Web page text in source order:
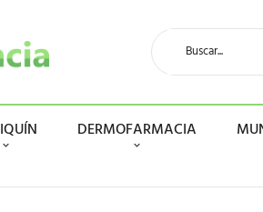
DERMOFARMACIA